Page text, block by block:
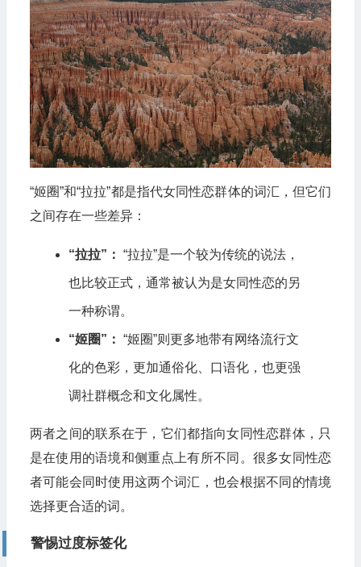
“姬圈”和“拉拉”都是指代女同性恋群体的词汇，但它们
之间存在一些差异：
“拉拉”： “拉拉”是一个较为传统的说法，
也比较正式，通常被认为是女同性恋的另
一种称谓。
“姬圈”： “姬圈”则更多地带有网络流行文
化的色彩，更加通俗化、口语化，也更强
调社群概念和文化属性。
两者之间的联系在于，它们都指向女同性恋群体，只
是在使用的语境和侧重点上有所不同。很多女同性恋
者可能会同时使用这两个词汇，也会根据不同的情境
选择更合适的词。
警惕过度标签化